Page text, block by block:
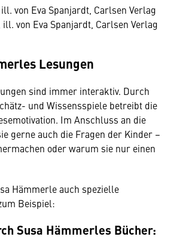
von Eva Spanjardt, Carlsen Verlag
von Eva Spanjardt, Carlsen Verlag
Lesungen
sind immer interaktiv. Durch
und Wissensspiele betreibt die
Im Anschluss an die
gerne auch die Fragen der Kinder –
oder warum sie nur einen
Hämmerle auch spezielle
Beispiel:
Susa Hämmerles Bücher: